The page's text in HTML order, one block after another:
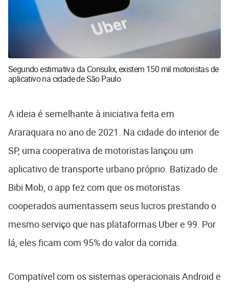
Segundo estimativa da Consulix, existem 150 mil motoristas de
aplicativo na cidade de São Paulo
A ideia é semelhante à iniciativa feita em
Araraquara no ano de 2021. Na cidade do interior de
SP, uma cooperativa de motoristas lançou um
aplicativo de transporte urbano próprio. Batizado de
Bibi Mob, o app fez com que os motoristas
cooperados aumentassem seus lucros prestando o
mesmo serviço que nas plataformas Uber e 99. Por
lá, eles ficam com 95% do valor da corrida.
Compatível com os sistemas operacionais Android e